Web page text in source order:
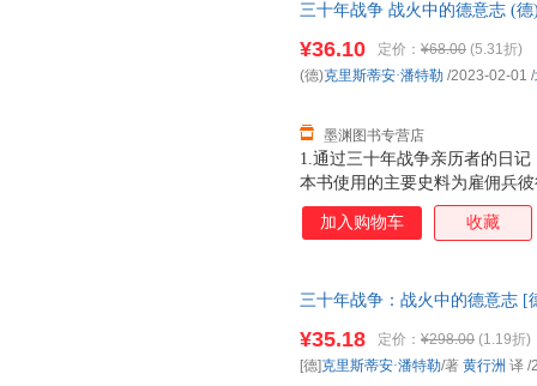
载浮载沉，无意中成了同时代
三十年战争 战火中的德意志 (
1.通过三十年战争亲历者的日
本书使用的主要史料为雇佣兵
记，兼顾研究三十年战争的经
内心恐惧与希望交织，被战争
载浮载沉，无意中成了同时代
¥36.10 定价： ¥68.00 (5.31折)
墨渊图书专营店
(德)克里斯蒂安·潘特勒 /2023-02-01 /
加入购物车 收藏
三十年战争：战火中的德意志 [
由退换】
¥35.18 定价： ¥298.00 (1.19折)
[德]克里斯蒂安·潘特勒/著 黄行洲 译 /